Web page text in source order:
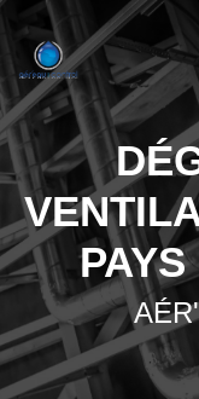
Panneau de gestion